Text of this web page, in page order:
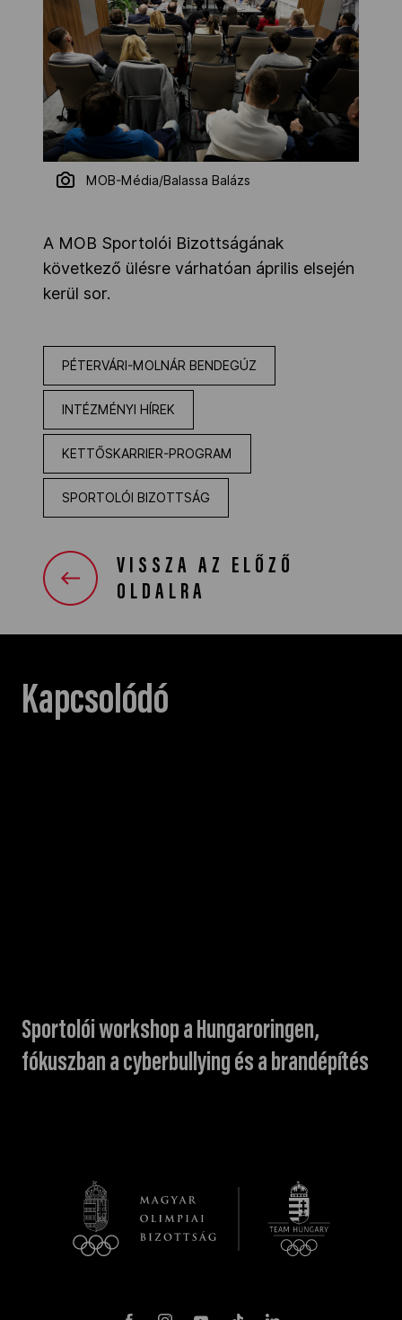
MOB-Média/Balassa Balázs
A MOB Sportolói Bizottságának
következő ülésre várhatóan április elsején
kerül sor.
PÉTERVÁRI-MOLNÁR BENDEGÚZ
INTÉZMÉNYI HÍREK
KETTŐSKARRIER-PROGRAM
SPORTOLÓI BIZOTTSÁG
VISSZA AZ ELŐZŐ
OLDALRA
Kapcsolódó
Sportolói workshop a Hungaroringen,
fókuszban a cyberbullying és a brandépítés